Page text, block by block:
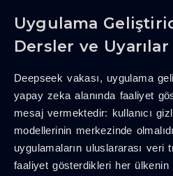
Uygulama
Dersler ve Uyarılar
Deepseek vakası, uygulama
yapay zeka alanında faaliyet
mesaj vermektedir: kullanıcı
modellerinin merkezinde
uygulamaların uluslararası veri
faaliyet gösterdikleri her